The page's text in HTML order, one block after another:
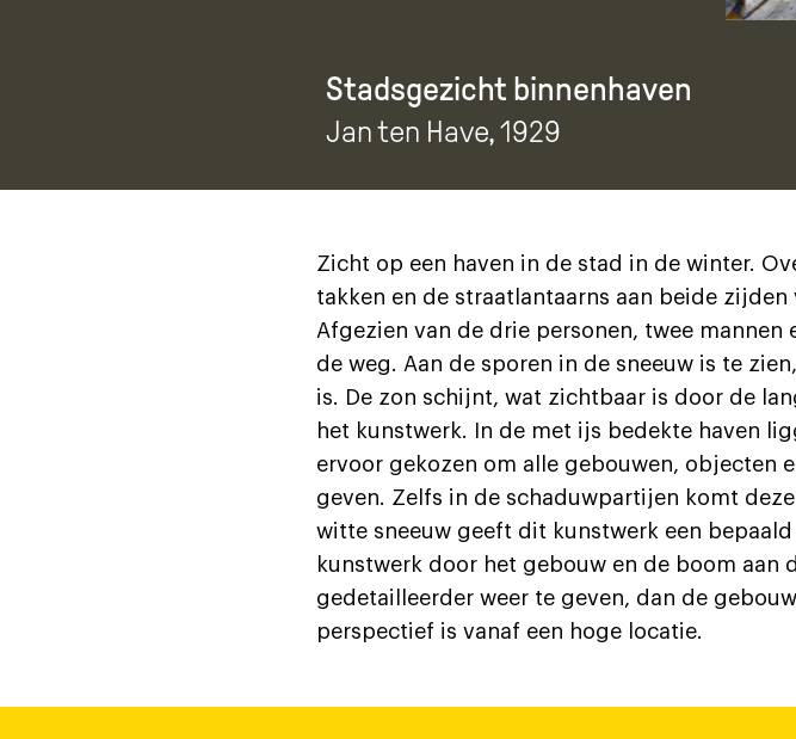
Stadsgezicht binnenhaven
Jan ten Have, 1929
Zicht op een haven in de stad in de winter.
takken en de straatlantaarns aan beide
Afgezien van de drie personen, twee
de weg. Aan de sporen in de sneeuw is te
is. De zon schijnt, wat zichtbaar is door de
het kunstwerk. In de met ijs bedekte haven
ervoor gekozen om alle gebouwen, objecten
geven. Zelfs in de schaduwpartijen komt
witte sneeuw geeft dit kunstwerk een
kunstwerk door het gebouw en de boom aan
gedetailleerder weer te geven, dan de
perspectief is vanaf een hoge locatie.